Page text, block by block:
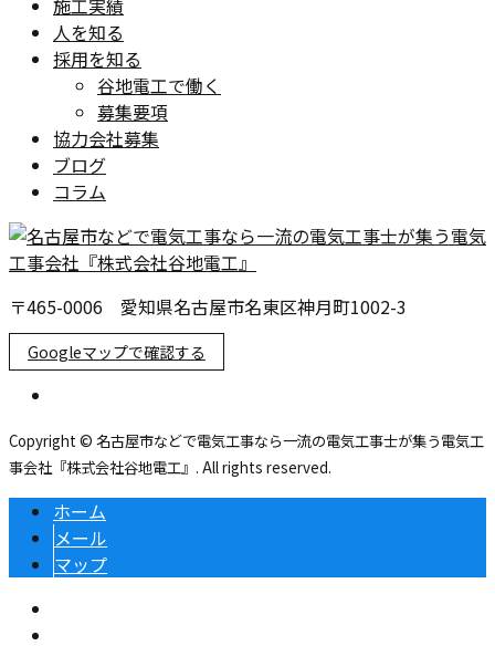
施工実績
人を知る
採用を知る
谷地電工で働く
募集要項
協力会社募集
ブログ
コラム
〒465-0006 愛知県名古屋市名東区神月町1002-3
Googleマップで確認する
Copyright © 名古屋市などで電気工事なら一流の電気工事士が集う電気工
事会社『株式会社谷地電工』. All rights reserved.
ホーム
メール
マップ